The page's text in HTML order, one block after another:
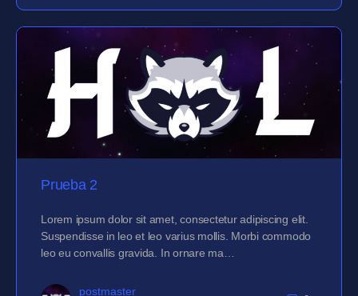
Prueba 2
Lorem ipsum dolor sit amet, consectetur adipiscing elit.
Suspendisse in leo et leo varius mollis. Morbi commodo
leo eu convallis gravida. In ornare ma…
postmaster